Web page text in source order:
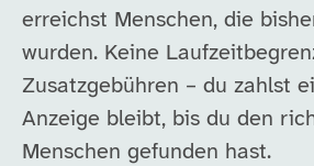
erreichst Menschen, die
wurden. Keine
Zusatzgebühren – du zahlst
Anzeige bleibt, bis du den
Menschen gefunden hast.